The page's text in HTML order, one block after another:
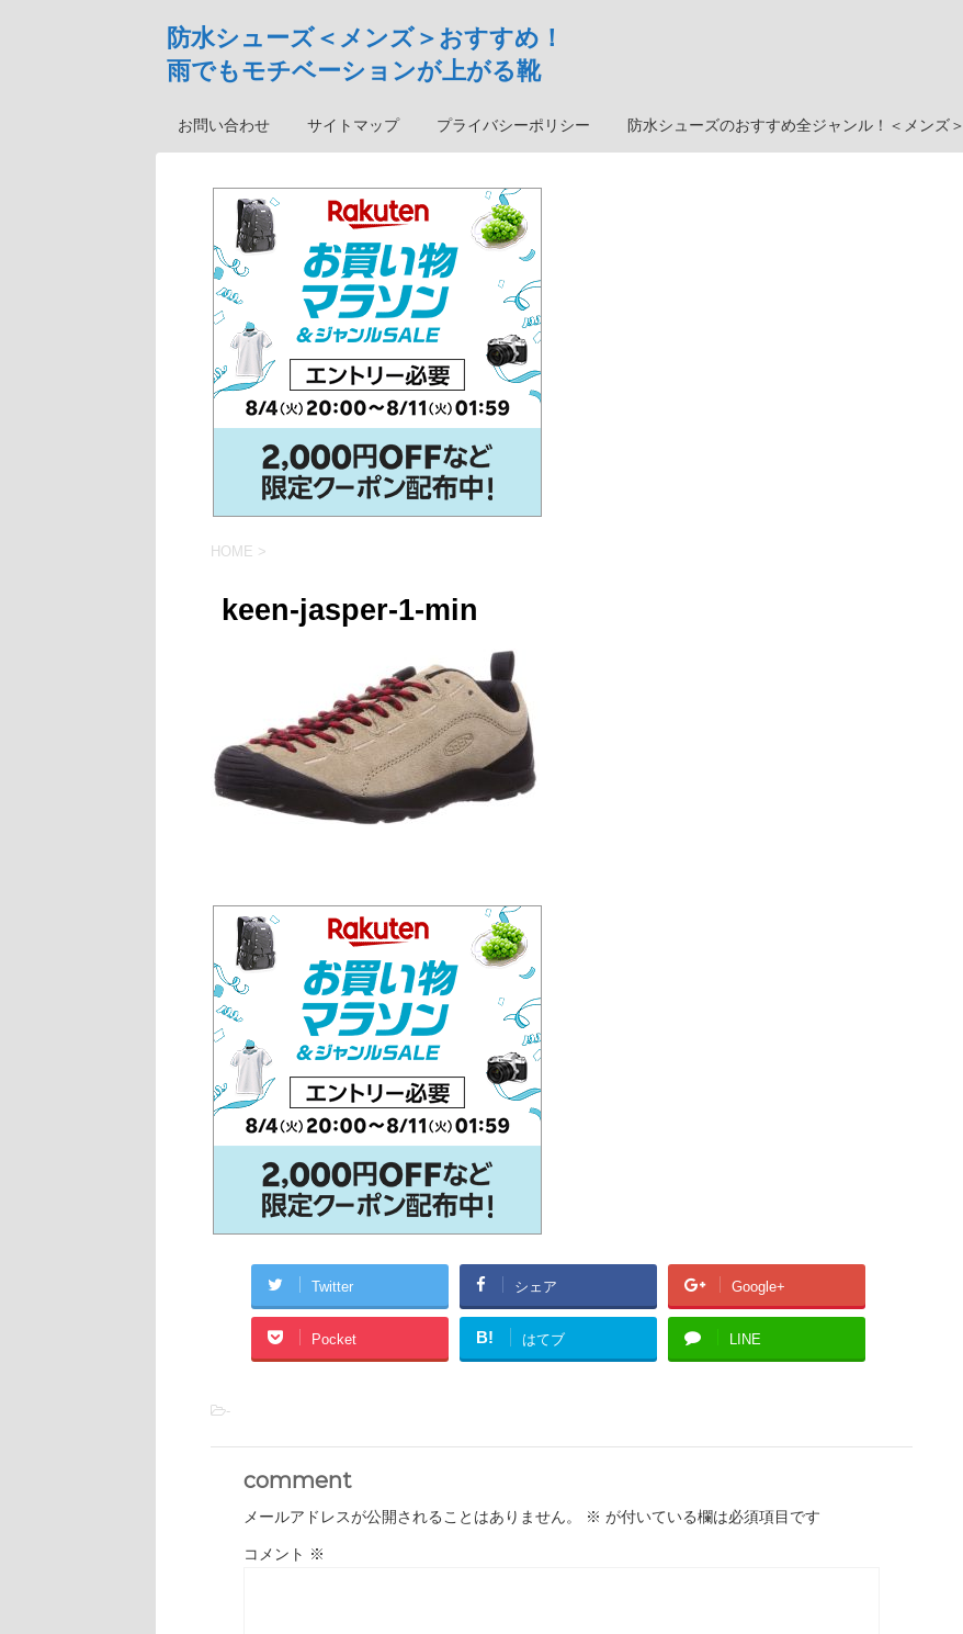
防水シューズ＜メンズ＞おすすめ！
雨でもモチベーションが上がる靴
お問い合わせ サイトマップ プライバシーポリシー 防水シューズのおすすめ全ジャンル！＜メンズ＞
HOME >
keen-jasper-1-min
Twitter シェア Google+
Pocket B! はてブ LINE
-
comment
メールアドレスが公開されることはありません。 ※ が付いている欄は必須項目です
コメント ※